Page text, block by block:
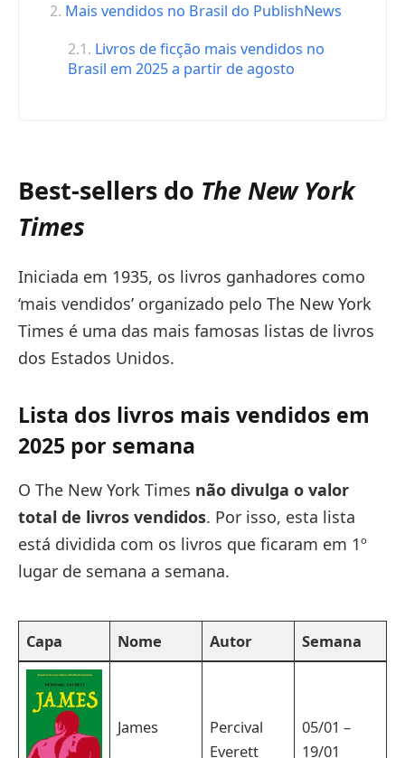
Mais vendidos no Brasil do PublishNews
Livros de ficção mais vendidos no
Brasil em 2025 a partir de agosto
Best-sellers do The New York
Times
Iniciada em 1935, os livros ganhadores como
‘mais vendidos’ organizado pelo The New York
Times é uma das mais famosas listas de livros
dos Estados Unidos.
Lista dos livros mais vendidos em
2025 por semana
O The New York Times não divulga o valor
total de livros vendidos. Por isso, esta lista
está dividida com os livros que ficaram em 1º
lugar de semana a semana.
Capa Nome Autor Semana
James
Percival
Everett
05/01 –
19/01